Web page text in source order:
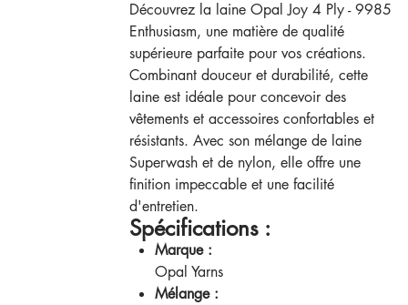
Découvrez la laine Opal Joy 4 Ply - 9985
Enthusiasm, une matière de qualité
supérieure parfaite pour vos créations.
Combinant douceur et durabilité, cette
laine est idéale pour concevoir des
vêtements et accessoires confortables et
résistants. Avec son mélange de laine
Superwash et de nylon, elle offre une
finition impeccable et une facilité
d'entretien.
Spécifications :
Marque :
Opal Yarns
Mélange :